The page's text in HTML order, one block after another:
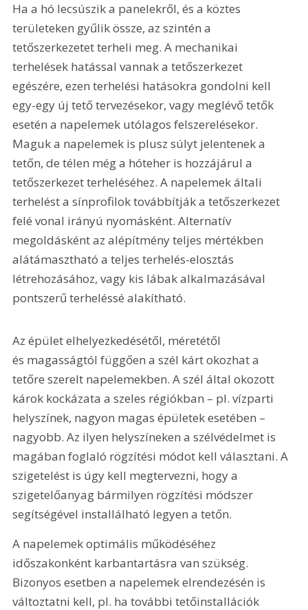
Ha a hó lecsúszik a panelekről, és a köztes
területeken gyűlik össze, az szintén a
tetőszerkezetet terheli meg. A mechanikai
terhelések hatással vannak a tetőszerkezet
egészére, ezen terhelési hatásokra gondolni kell
egy-egy új tető tervezésekor, vagy meglévő tetők
esetén a napelemek utólagos felszerelésekor.
Maguk a napelemek is plusz súlyt jelentenek a
tetőn, de télen még a hóteher is hozzájárul a
tetőszerkezet terheléséhez. A napelemek általi
terhelést a sínprofilok továbbítják a tetőszerkezet
felé vonal irányú nyomásként. Alternatív
megoldásként az alépítmény teljes mértékben
alátámasztható a teljes terhelés-elosztás
létrehozásához, vagy kis lábak alkalmazásával
pontszerű terheléssé alakítható.
Az épület elhelyezkedésétől, méretétől
és magasságtól függően a szél kárt okozhat a
tetőre szerelt napelemekben. A szél által okozott
károk kockázata a szeles régiókban – pl. vízparti
helyszínek, nagyon magas épületek esetében –
nagyobb. Az ilyen helyszíneken a szélvédelmet is
magában foglaló rögzítési módot kell választani. A
szigetelést is úgy kell megtervezni, hogy a
szigetelőanyag bármilyen rögzítési módszer
segítségével installálható legyen a tetőn.
A napelemek optimális működéséhez
időszakonként karbantartásra van szükség.
Bizonyos esetben a napelemek elrendezésén is
változtatni kell, pl. ha további tetőinstallációk